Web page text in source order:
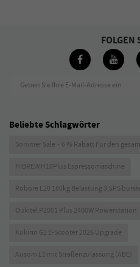
Geben Sie Ihre E-Mail-Adresse ein
FOLGEN
Beliebte Schlagwörter
Sommer Sale – 6 % Rabatt Für den
HIBREW H10Plus Espressomaschine
Robore L20 180kg Belastung 3,5PS
Oukitel P2001 Plus 2400W Powerstation
Kukirin G2 E-Scooter 2026 Upgrade
Ausom L1 mit Straßenzulassung (ABE)